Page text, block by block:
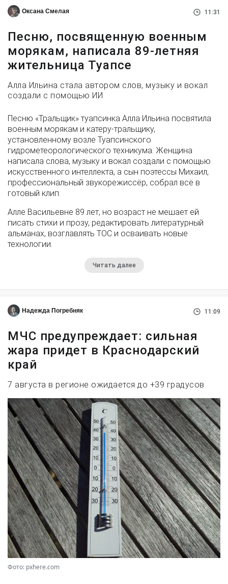
Оксана Смелая 11:31
Песню, посвященную военным
морякам, написала 89-летняя
жительница Туапсе
Алла Ильина стала автором слов, музыку и вокал
создали с помощью ИИ
Песню «Тральщик» туапсинка Алла Ильина посвятила
военным морякам и катеру-тральщику,
установленному возле Туапсинского
гидрометеорологического техникума. Женщина
написала слова, музыку и вокал создали с помощью
искусственного интеллекта, а сын поэтессы Михаил,
профессиональный звукорежиссёр, собрал всё в
готовый клип.
Алле Васильевне 89 лет, но возраст не мешает ей
писать стихи и прозу, редактировать литературный
альманах, возглавлять ТОС и осваивать новые
технологии.
Читать далее
Надежда Погребняк 11:09
МЧС предупреждает: сильная
жара придет в Краснодарский
край
7 августа в регионе ожидается до +39 градусов
Фото: pxhere.com